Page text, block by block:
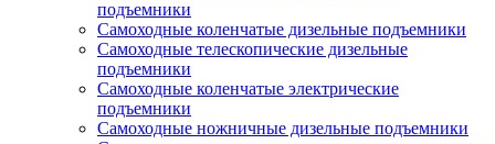
подъемники
Самоходные коленчатые дизельные подъемники
Самоходные телескопические дизельные
подъемники
Самоходные коленчатые электрические
подъемники
Самоходные ножничные дизельные подъемники